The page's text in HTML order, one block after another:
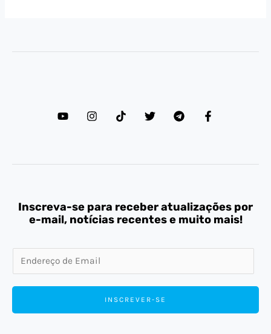
Inscreva-se para receber atualizações por
e-mail, notícias recentes e muito mais!
m
a
INSCREVER-SE